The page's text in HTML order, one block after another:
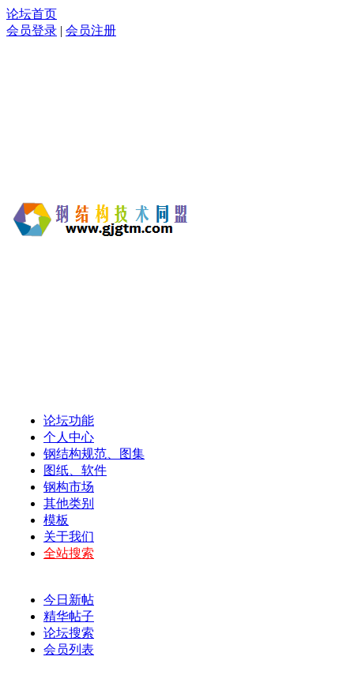
论坛首页
会员登录 | 会员注册
论坛功能
个人中心
钢结构规范、图集
图纸、软件
钢构市场
其他类别
模板
关于我们
全站搜索
今日新帖
精华帖子
论坛搜索
会员列表